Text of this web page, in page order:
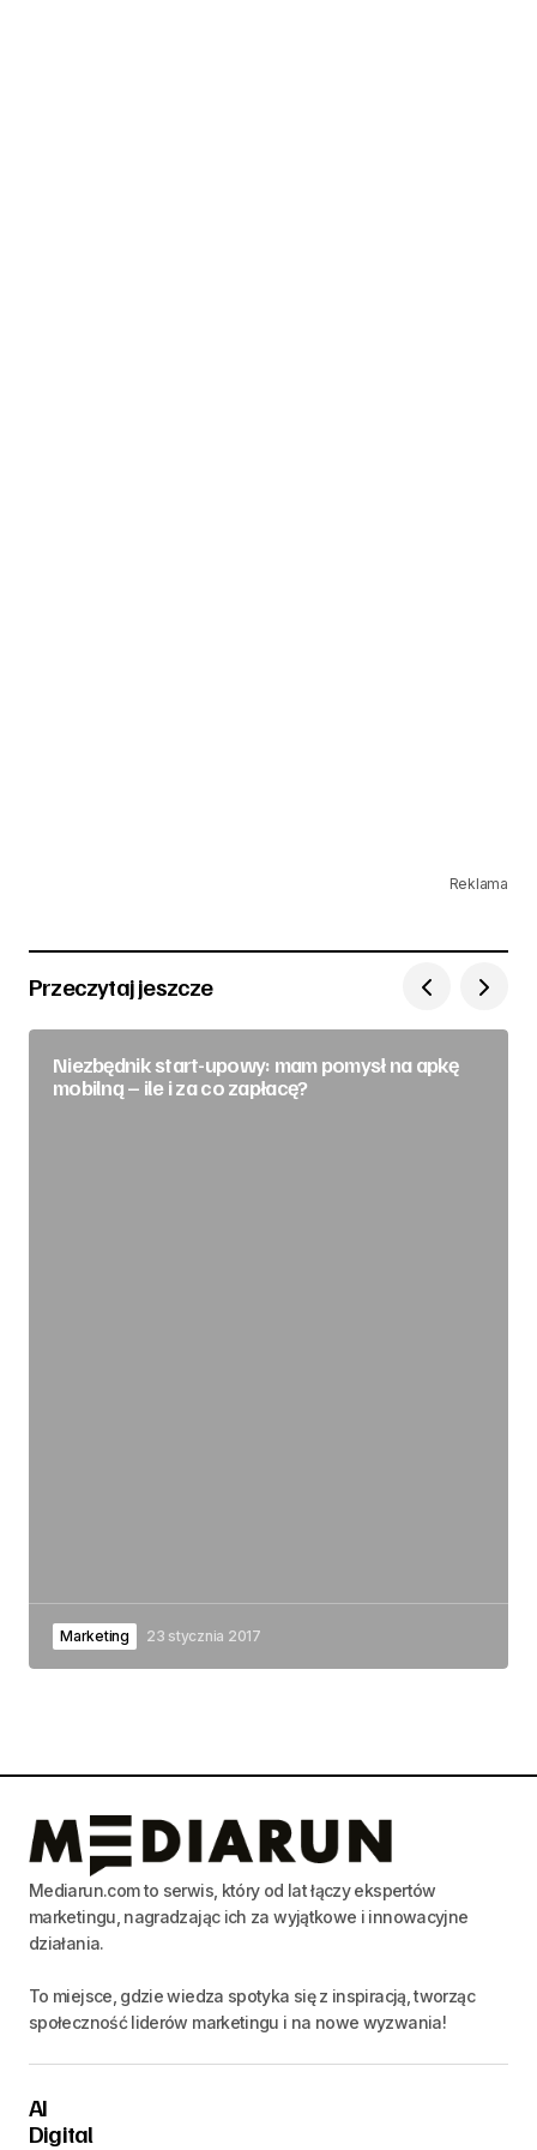
Reklama
Przeczytaj jeszcze
Niezbędnik start-upowy: mam pomysł na apkę
mobilną – ile i za co zapłacę?
Marketing 23 stycznia 2017
Mediarun.com to serwis, który od lat łączy ekspertów
marketingu, nagradzając ich za wyjątkowe i innowacyjne
działania.
To miejsce, gdzie wiedza spotyka się z inspiracją, tworząc
społeczność liderów marketingu i na nowe wyzwania!
AI
Digital